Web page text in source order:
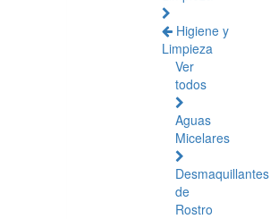
Higiene y
Limpieza
Ver
todos
Aguas
Micelares
Desmaquillantes
de
Rostro